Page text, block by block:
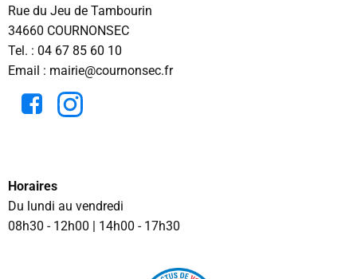
Rue du Jeu de Tambourin
34660 COURNONSEC
Tel. : 04 67 85 60 10
Email : mairie@cournonsec.fr
Horaires
Du lundi au vendredi
08h30 - 12h00 | 14h00 - 17h30